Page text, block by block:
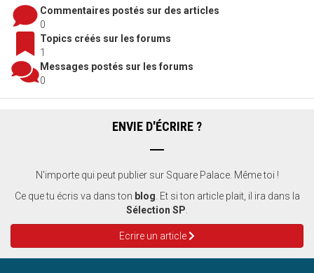
Commentaires postés sur des articles
0
Topics créés sur les forums
1
Messages postés sur les forums
0
ENVIE D'ÉCRIRE ?
N'importe qui peut publier sur Square Palace. Même toi !
Ce que tu écris va dans ton blog . Et si ton article plait, il ira dans la
Sélection SP
Ecrire un article